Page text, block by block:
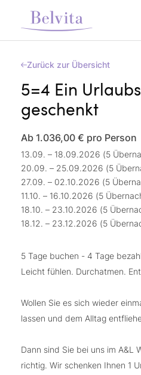
Zurück zur Übersicht
5=4 Ein
geschenkt
Ab 1.036,00 € pro Person
13.09. – 18.09.2026 (5
20.09. – 25.09.2026 (5
27.09. – 02.10.2026 (5
11.10. – 16.10.2026 (5
18.10. – 23.10.2026 (5
18.12. – 23.12.2026 (5
5 Tage buchen - 4 Tage
Leicht fühlen. Durchatmen.
Wollen Sie es sich wieder
lassen und dem Alltag
Dann sind Sie bei uns im A&L
richtig. Wir schenken Ihnen 1